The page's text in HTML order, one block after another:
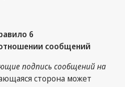
6
сообщений
подпись сообщений на
сторона может